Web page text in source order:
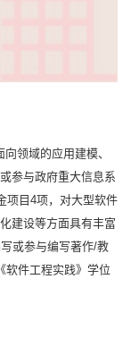
领域的应用建模、
参与政府重大信息系
项目4项，对大型软件
建设等方面具有丰富
或参与编写著作/教
软件工程实践》学位